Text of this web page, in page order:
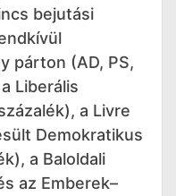
bejutási
párton (AD, PS,
Liberális
a Livre
Demokratikus
a Baloldali
az Emberek–